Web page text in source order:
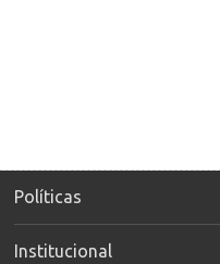
Políticas
Institucional